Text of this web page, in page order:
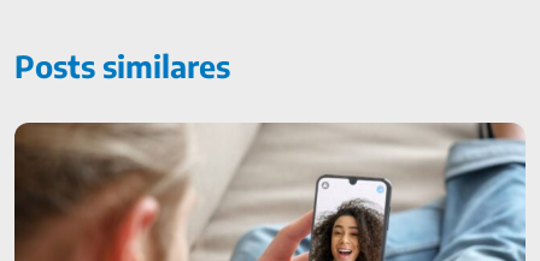
Posts similares
Saúde mental em momentos de crise: cuidados necessários